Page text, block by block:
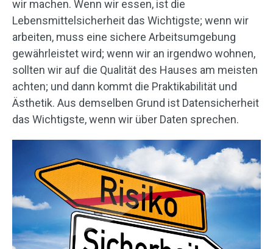
wir machen. Wenn wir essen, ist die
Lebensmittelsicherheit das Wichtigste; wenn wir
arbeiten, muss eine sichere Arbeitsumgebung
gewährleistet wird; wenn wir an irgendwo wohnen,
sollten wir auf die Qualität des Hauses am meisten
achten; und dann kommt die Praktikabilität und
Ästhetik. Aus demselben Grund ist Datensicherheit
das Wichtigste, wenn wir über Daten sprechen.